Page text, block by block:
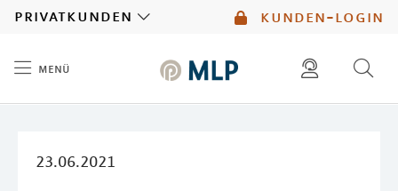
kunden-login
privatkunden
menü
23.06.2021